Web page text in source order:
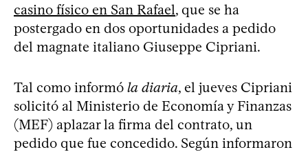
casino físico en San Rafael, que se ha
postergado en dos oportunidades a pedido
del magnate italiano Giuseppe Cipriani.
Tal como informó la diaria, el jueves Cipriani
solicitó al Ministerio de Economía y Finanzas
(MEF) aplazar la firma del contrato, un
pedido que fue concedido. Según informaron